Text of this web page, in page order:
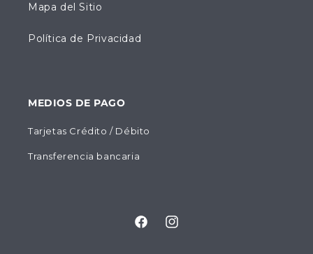
Mapa del Sitio
Política de Privacidad
MEDIOS DE PAGO
Tarjetas Crédito / Débito
Transferencia bancaria
FacebookInstagram